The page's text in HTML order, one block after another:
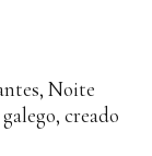
Noite
creado